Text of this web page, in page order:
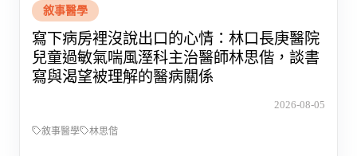
敘事醫學
寫下病房裡沒說出口的心情：林口長庚醫院
兒童過敏氣喘風溼科主治醫師林思偕，談書
寫與渴望被理解的醫病關係
2026-08-05
敘事醫學 林思偕